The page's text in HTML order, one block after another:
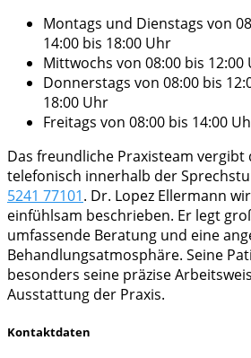
Montags und Dienstags von
14:00 bis 18:00 Uhr
Mittwochs von 08:00 bis 12:00
Donnerstags von 08:00 bis
18:00 Uhr
Freitags von 08:00 bis 14:00
Das freundliche Praxisteam vergibt
telefonisch innerhalb der
5241 77101. Dr. Lopez Ellermann
einfühlsam beschrieben. Er legt
umfassende Beratung und eine
Behandlungsatmosphäre. Seine
besonders seine präzise
Ausstattung der Praxis.
Kontaktdaten